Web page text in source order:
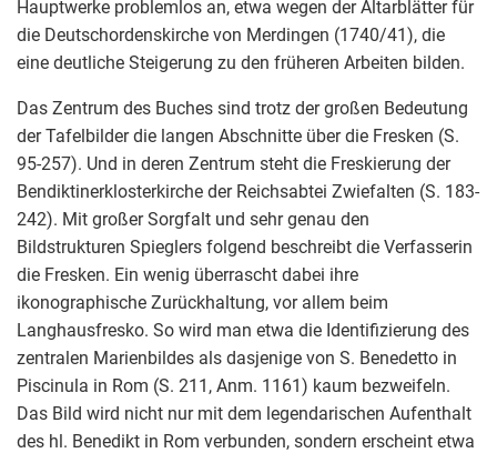
Hauptwerke problemlos an, etwa wegen der Altarblätter für
die Deutschordenskirche von Merdingen (1740/41), die
eine deutliche Steigerung zu den früheren Arbeiten bilden.
Das Zentrum des Buches sind trotz der großen Bedeutung
der Tafelbilder die langen Abschnitte über die Fresken (S.
95-257). Und in deren Zentrum steht die Freskierung der
Bendiktinerklosterkirche der Reichsabtei Zwiefalten (S. 183-
242). Mit großer Sorgfalt und sehr genau den
Bildstrukturen Spieglers folgend beschreibt die Verfasserin
die Fresken. Ein wenig überrascht dabei ihre
ikonographische Zurückhaltung, vor allem beim
Langhausfresko. So wird man etwa die Identifizierung des
zentralen Marienbildes als dasjenige von S. Benedetto in
Piscinula in Rom (S. 211, Anm. 1161) kaum bezweifeln.
Das Bild wird nicht nur mit dem legendarischen Aufenthalt
des hl. Benedikt in Rom verbunden, sondern erscheint etwa